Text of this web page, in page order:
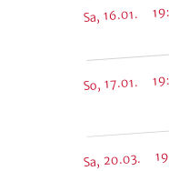
Sa, 16.01.
So, 17.01.
Sa, 20.03.